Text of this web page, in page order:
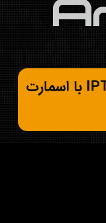
فروش و تمدید اکانت IPTV با اسمارت